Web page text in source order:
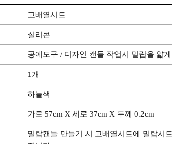
고배열시트
실리콘
공예도구 / 디자인 캔들 작업시 밀랍을 얇
1개
하늘색
가로 57cm X 세로 37cm X 두께 0.2cm
밀랍캔들 만들기 시 고배열시트에 밀랍시